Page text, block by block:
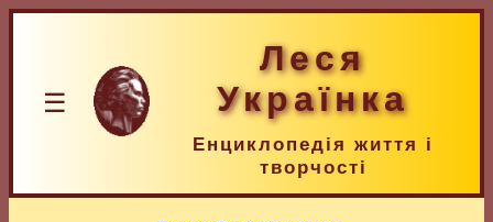
☰
Леся
Українка
Енциклопедія життя і
творчості